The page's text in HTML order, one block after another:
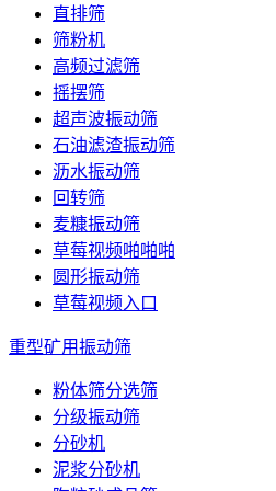
直排筛
筛粉机
高频过滤筛
摇摆筛
超声波振动筛
石油滤渣振动筛
沥水振动筛
回转筛
麦糠振动筛
草莓视频啪啪啪
圆形振动筛
草莓视频入口
重型矿用振动筛
粉体筛分选筛
分级振动筛
分砂机
泥浆分砂机